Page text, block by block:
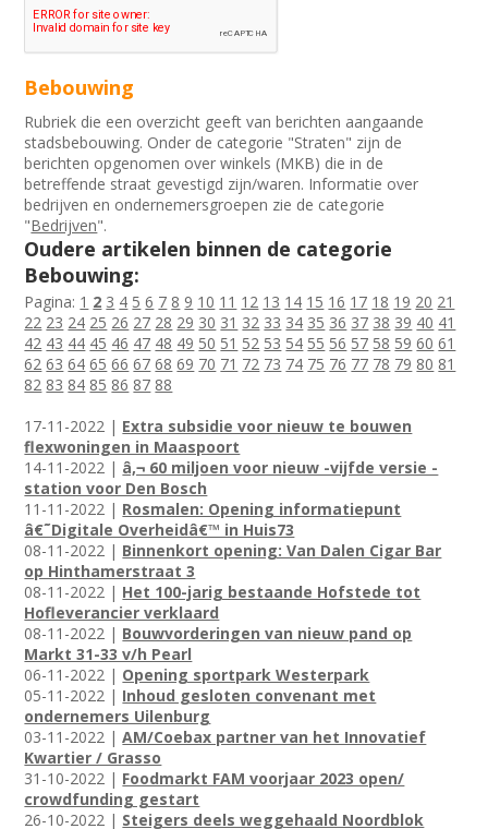
Bebouwing
Rubriek die een overzicht geeft van berichten aangaande
stadsbebouwing. Onder de categorie "Straten" zijn de
berichten opgenomen over winkels (MKB) die in de
betreffende straat gevestigd zijn/waren. Informatie over
bedrijven en ondernemersgroepen zie de categorie
"Bedrijven".
Oudere artikelen binnen de categorie
Bebouwing:
Pagina: 1 2 3 4 5 6 7 8 9 10 11 12 13 14 15 16 17 18 19 20 21
22 23 24 25 26 27 28 29 30 31 32 33 34 35 36 37 38 39 40 41
42 43 44 45 46 47 48 49 50 51 52 53 54 55 56 57 58 59 60 61
62 63 64 65 66 67 68 69 70 71 72 73 74 75 76 77 78 79 80 81
82 83 84 85 86 87 88
17-11-2022 | Extra subsidie voor nieuw te bouwen
flexwoningen in Maaspoort
14-11-2022 | â‚¬ 60 miljoen voor nieuw -vijfde versie -
station voor Den Bosch
11-11-2022 | Rosmalen: Opening informatiepunt
â€˜Digitale Overheidâ€™ in Huis73
08-11-2022 | Binnenkort opening: Van Dalen Cigar Bar
op Hinthamerstraat 3
08-11-2022 | Het 100-jarig bestaande Hofstede tot
Hofleverancier verklaard
08-11-2022 | Bouwvorderingen van nieuw pand op
Markt 31-33 v/h Pearl
06-11-2022 | Opening sportpark Westerpark
05-11-2022 | Inhoud gesloten convenant met
ondernemers Uilenburg
03-11-2022 |AM/Coebax partner van het Innovatief
Kwartier / Grasso
31-10-2022 | Foodmarkt FAM voorjaar 2023 open/
crowdfunding gestart
26-10-2022 | Steigers deels weggehaald Noordblok